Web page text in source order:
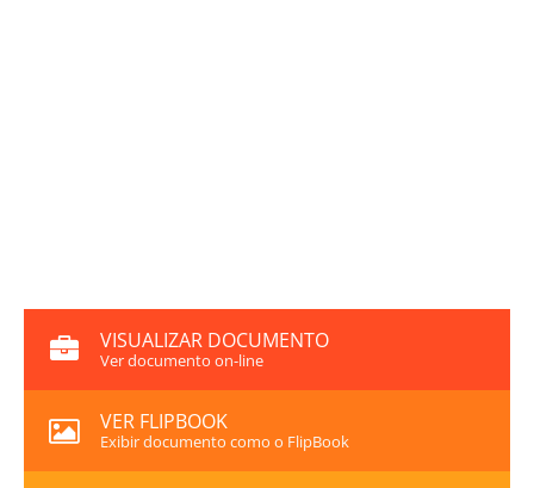
VISUALIZAR DOCUMENTO
Ver documento on-line
VER FLIPBOOK
Exibir documento como o FlipBook